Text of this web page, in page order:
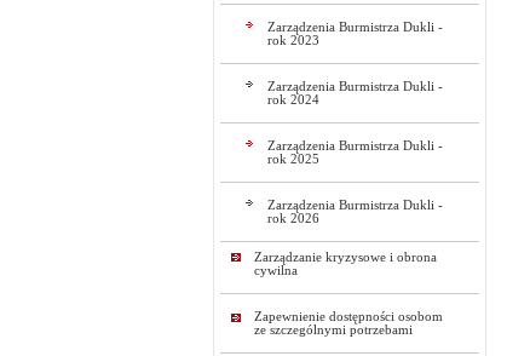
Zarządzenia Burmistrza Dukli -
rok 2023
Zarządzenia Burmistrza Dukli -
rok 2024
Zarządzenia Burmistrza Dukli -
rok 2025
Zarządzenia Burmistrza Dukli -
rok 2026
Zarządzanie kryzysowe i obrona
cywilna
Zapewnienie dostępności osobom
ze szczególnymi potrzebami